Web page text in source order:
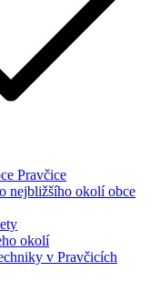
Pravčice
nejbližšího okolí obce
okolí
v Pravčicích